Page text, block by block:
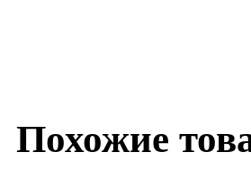
Похожие